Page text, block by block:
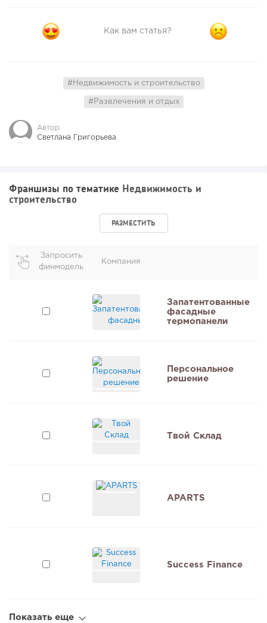
Как вам статья?
#Недвижимость и строительство
#Развлечения и отдых
Автор
Светлана Григорьева
Франшизы по тематике Недвижимость и
строительство
РАЗМЕСТИТЬ
Запросить
финмодель
Компания
Запатентованные
фасадные
термопанели
Персональное
решение
Твой Склад
APARTS
Success Finance
Показать еще